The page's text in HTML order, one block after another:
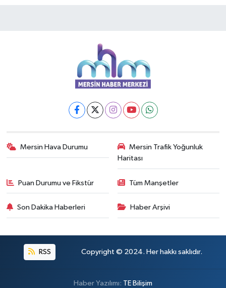
Mersin Hava Durumu
Mersin Trafik Yoğunluk
Haritası
Puan Durumu ve Fikstür Tüm Manşetler
Son Dakika Haberleri Haber Arşivi
RSS Copyright © 2024. Her hakkı saklıdır.
Haber Yazılımı: TE Bilişim